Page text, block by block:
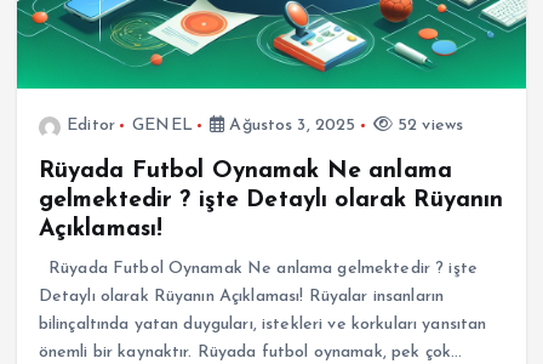
Editor GENEL Ağustos 3, 2025 52 views
Rüyada Futbol Oynamak Ne anlama
gelmektedir ? işte Detaylı olarak Rüyanın
Açıklaması!
Rüyada Futbol Oynamak Ne anlama gelmektedir ? işte
Detaylı olarak Rüyanın Açıklaması! Rüyalar insanların
bilinçaltında yatan duyguları, istekleri ve korkuları yansıtan
önemli bir kaynaktır. Rüyada futbol oynamak, pek çok…